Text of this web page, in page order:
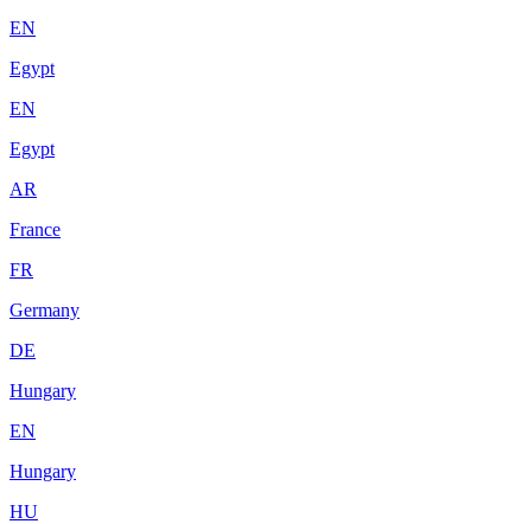
EN
Egypt
EN
Egypt
AR
France
FR
Germany
DE
Hungary
EN
Hungary
HU